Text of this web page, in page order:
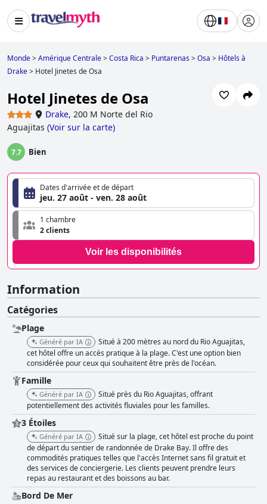
Monde>Amérique Centrale>Costa Rica > Puntarenas>Osa > Hôtels à
Drake> Hotel Jinetes de Osa
Hotel Jinetes de Osa
Drake, 200 M Norte del Rio
Aguajitas (Voir sur la carte)
7.7 Bien
Dates d'arrivée et de départ
jeu. 27 août - ven. 28 août
1 chambre
2 clients
Voir les disponibilités
Information
Catégories
Plage
Généré par IA
Situé à 200 mètres au nord du Rio Aguajitas,
cet hôtel offre un accès pratique à la plage. C'est une option bien
considérée pour ceux qui souhaitent être près de l'océan.
Famille
Généré par IA
Situé près du Rio Aguajitas, offrant
potentiellement des activités fluviales pour les familles.
3 Étoiles
Généré par IA
Situé sur la plage, cet hôtel est proche du point
de départ du sentier de randonnée de Drake Bay. Il offre des
commodités pratiques telles que l'accès Internet sans fil gratuit et
des services de conciergerie. Les clients peuvent prendre leurs
repas au restaurant et des boissons au bar.
Bord De Mer